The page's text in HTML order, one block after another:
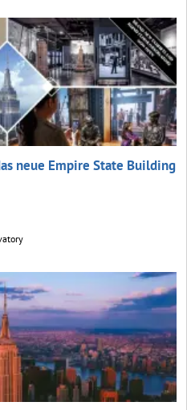
neue Empire State Building